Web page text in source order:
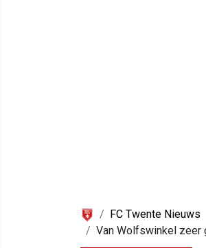
FC Twente Nieuws
Van Wolfswinkel zeer